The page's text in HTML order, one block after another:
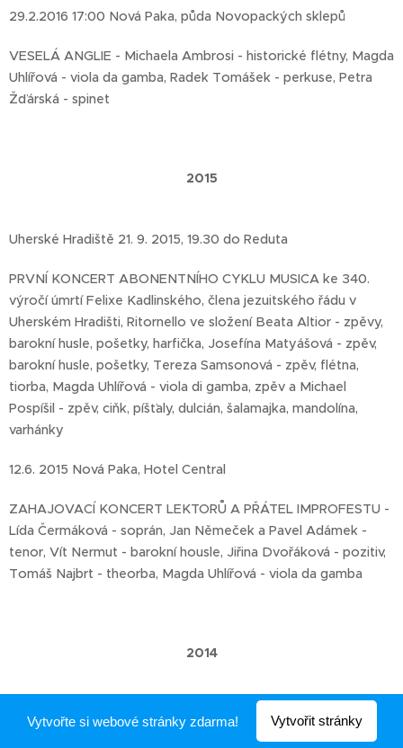
29.2.2016 17:00 Nová Paka, půda Novopackých sklepů
VESELÁ ANGLIE - Michaela Ambrosi - historické flétny, Magda
Uhlířová - viola da gamba, Radek Tomášek - perkuse, Petra
Žďárská - spinet
2015
Uherské Hradiště 21. 9. 2015, 19.30 do Reduta
PRVNÍ KONCERT ABONENTNÍHO CYKLU MUSICA ke 340.
výročí úmrtí Felixe Kadlinského, člena jezuitského řádu v
Uherském Hradišti, Ritornello ve složení Beata Altior - zpěvy,
barokní husle, pošetky, harfička, Josefína Matyášová - zpěv,
barokní husle, pošetky, Tereza Samsonová - zpěv, flétna,
tiorba, Magda Uhlířová - viola di gamba, zpěv a Michael
Pospíšil - zpěv, ciňk, píšťaly, dulcián, šalamajka, mandolína,
varhánky
12.6. 2015 Nová Paka, Hotel Central
ZAHAJOVACÍ KONCERT LEKTORŮ A PŘÁTEL IMPROFESTU -
Lída Čermáková - soprán, Jan Němeček a Pavel Adámek -
tenor, Vít Nermut - barokní housle, Jiřina Dvořáková - pozitiv,
Tomáš Najbrt - theorba, Magda Uhlířová - viola da gamba
2014
15.12.2014 19:00 Praha, Konzervatoř Jana Deyla, koncertní sál
Vytvořte si webové stránky zdarma! Vytvořit stránky